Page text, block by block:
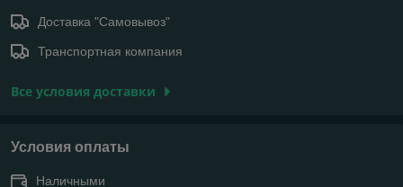
Доставка "Самовывоз"
Транспортная компания
Все условия доставки
Условия оплаты
Наличными